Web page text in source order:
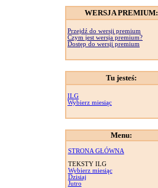
WERSJA PREMIUM:
Przejdź do wersji premium
Czym jest wersja premium?
Dostęp do wersji premium
Tu jesteś:
ILG
Wybierz miesiąc
Menu:
STRONA GŁÓWNA
TEKSTY ILG
Wybierz miesiąc
Dzisiaj
Jutro